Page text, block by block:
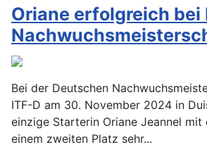
Oriane erfolgreich bei
Bei der Deutschen
ITF-D am 30. November 2024 in
einzige Starterin Oriane Jeannel mit
einem zweiten Platz sehr...